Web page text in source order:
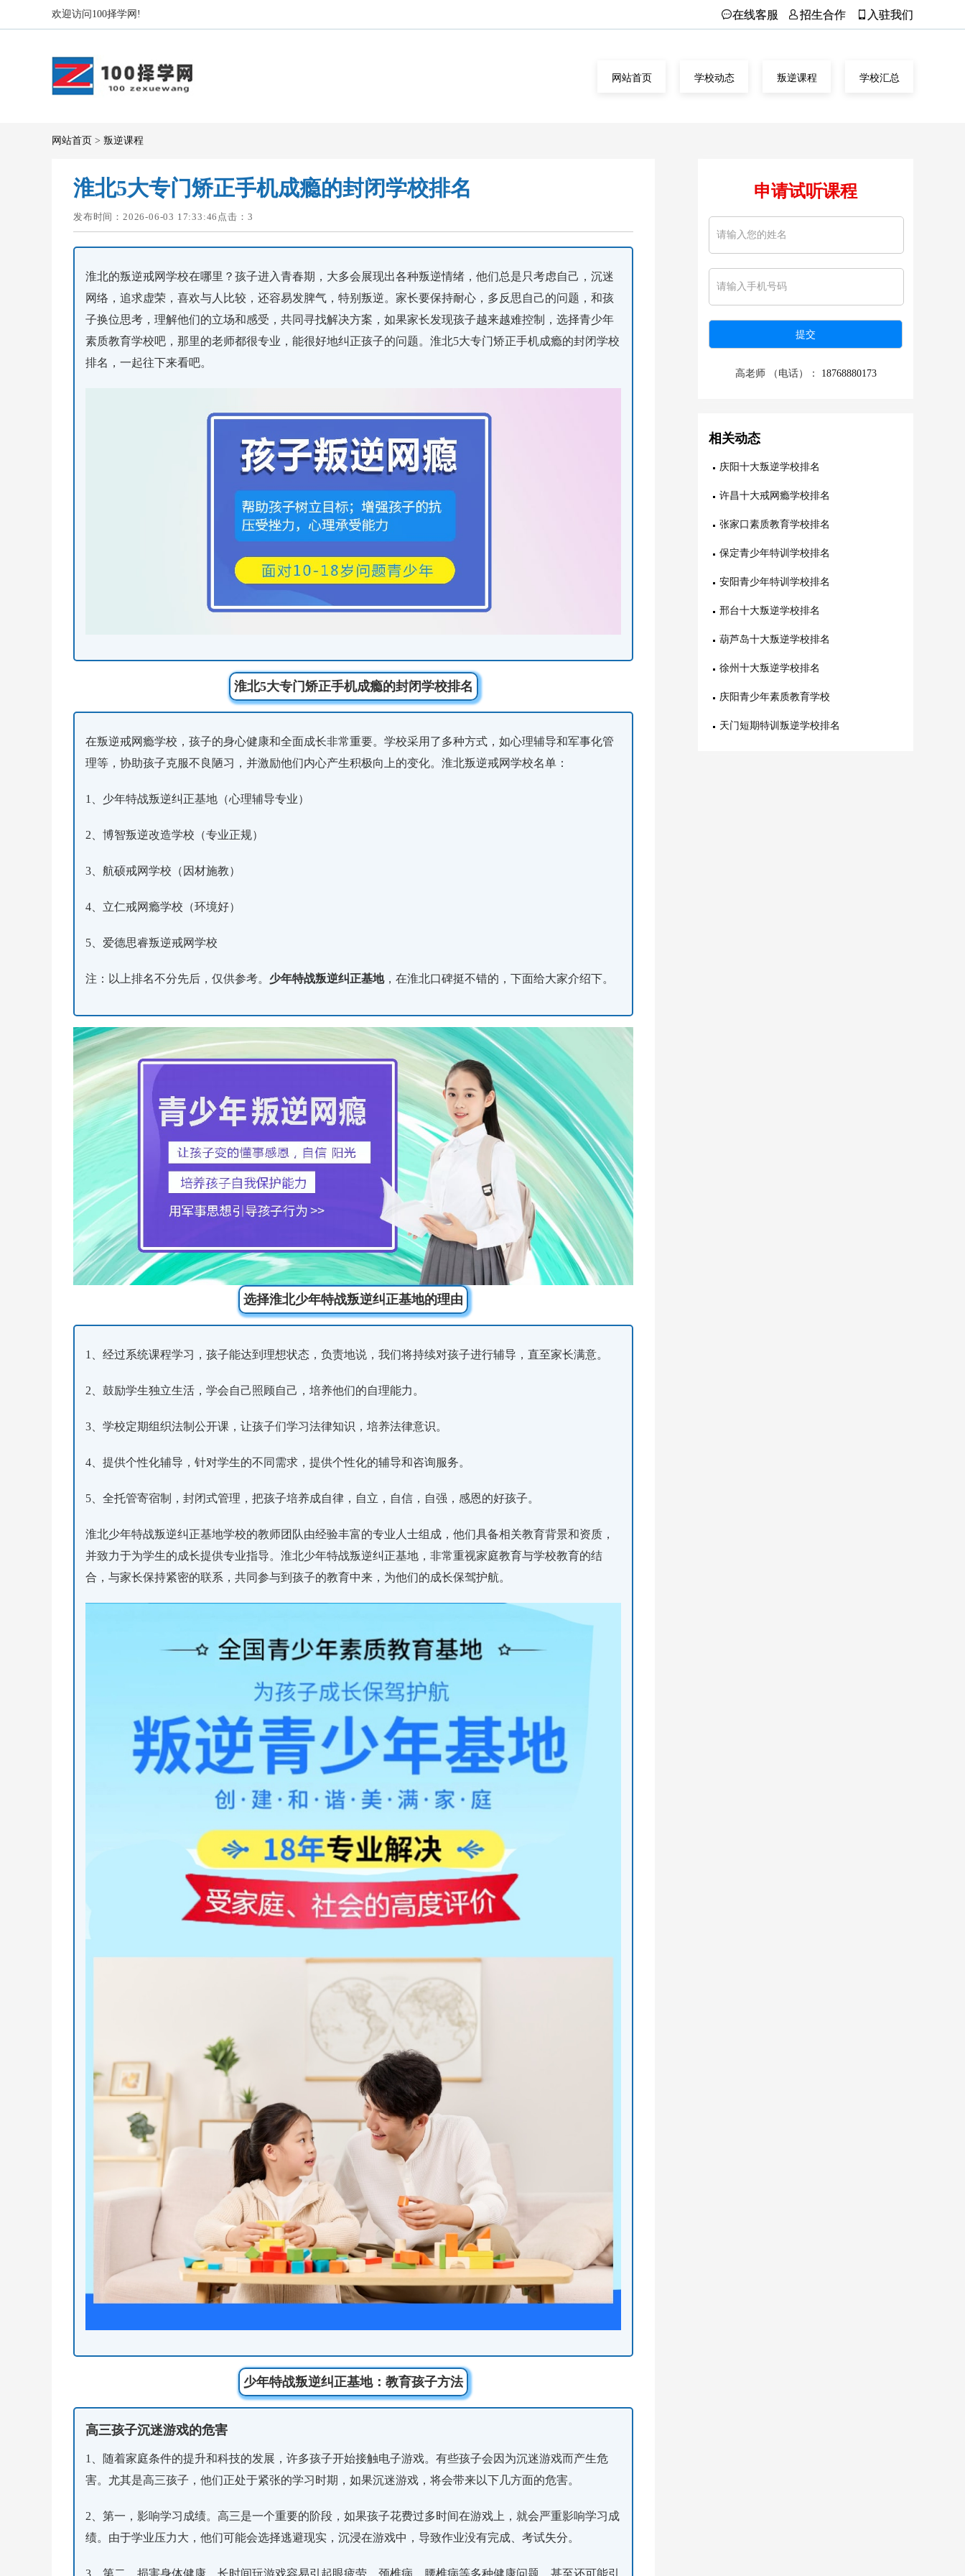
欢迎访问100择学网! 在线客服 招生合作 入驻我们
网站首页 学校动态 叛逆课程 学校汇总
网站首页 > 叛逆课程
淮北5大专门矫正手机成瘾的封闭学校排名
发布时间：2026-06-03 17:33:46点击： 3
淮北的叛逆戒网学校在哪里？孩子进入青春期，大多会展现出各种叛逆情绪，他们总是只考虑自己，沉迷
网络，追求虚荣，喜欢与人比较，还容易发脾气，特别叛逆。家长要保持耐心，多反思自己的问题，和孩
子换位思考，理解他们的立场和感受，共同寻找解决方案，如果家长发现孩子越来越难控制，选择青少年
素质教育学校吧，那里的老师都很专业，能很好地纠正孩子的问题。淮北5大专门矫正手机成瘾的封闭学校
排名，一起往下来看吧。
淮北5大专门矫正手机成瘾的封闭学校排名
在叛逆戒网瘾学校，孩子的身心健康和全面成长非常重要。学校采用了多种方式，如心理辅导和军事化管
理等，协助孩子克服不良陋习，并激励他们内心产生积极向上的变化。淮北叛逆戒网学校名单：
1、少年特战叛逆纠正基地（心理辅导专业）
2、博智叛逆改造学校（专业正规）
3、航硕戒网学校（因材施教）
4、立仁戒网瘾学校（环境好）
5、爱德思睿叛逆戒网学校
注：以上排名不分先后，仅供参考。 少年特战叛逆纠正基地，在淮北口碑挺不错的，下面给大家介绍下。
选择淮北少年特战叛逆纠正基地的理由
1、经过系统课程学习，孩子能达到理想状态，负责地说，我们将持续对孩子进行辅导，直至家长满意。
2、鼓励学生独立生活，学会自己照顾自己，培养他们的自理能力。
3、学校定期组织法制公开课，让孩子们学习法律知识，培养法律意识。
4、提供个性化辅导，针对学生的不同需求，提供个性化的辅导和咨询服务。
5、全托管寄宿制，封闭式管理，把孩子培养成自律，自立，自信，自强，感恩的好孩子。
淮北少年特战叛逆纠正基地学校的教师团队由经验丰富的专业人士组成，他们具备相关教育背景和资质，
并致力于为学生的成长提供专业指导。淮北少年特战叛逆纠正基地，非常重视家庭教育与学校教育的结
合，与家长保持紧密的联系，共同参与到孩子的教育中来，为他们的成长保驾护航。
少年特战叛逆纠正基地：教育孩子方法
高三孩子沉迷游戏的危害
1、随着家庭条件的提升和科技的发展，许多孩子开始接触电子游戏。有些孩子会因为沉迷游戏而产生危
害。尤其是高三孩子，他们正处于紧张的学习时期，如果沉迷游戏，将会带来以下几方面的危害。
2、第一，影响学习成绩。高三是一个重要的阶段，如果孩子花费过多时间在游戏上，就会严重影响学习成
绩。由于学业压力大，他们可能会选择逃避现实，沉浸在游戏中，导致作业没有完成、考试失分。
申请试听课程
高老师 （电话）： 18768880173
相关动态
庆阳十大叛逆学校排名
许昌十大戒网瘾学校排名
张家口素质教育学校排名
保定青少年特训学校排名
安阳青少年特训学校排名
邢台十大叛逆学校排名
葫芦岛十大叛逆学校排名
徐州十大叛逆学校排名
庆阳青少年素质教育学校
天门短期特训叛逆学校排名